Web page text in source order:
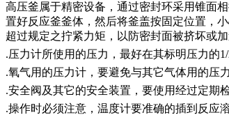
高压釜属于精密设备，通过密封环采用锥面
置好反应釜釜体，然后将釜盖按固定位置，
超过规定之拧紧力矩，以防密封面被挤坏或加
.压力计所使用的压力，最好在其标明压力的
.氧气用的压力计，要避免与其它气体用的压
.安全阀及其它的安全装置，要使用经过定期
.操作时必须注意，温度计要准确的插到反应溶